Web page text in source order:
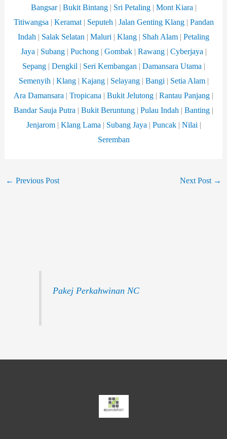
Bangsar| Bukit Bintang| Sri Petaling| Mont Kiara |
Titiwangsa | Keramat| Seputeh | Jalan Genting Klang| Pandan
Indah | Salak Selatan | Maluri | Klang | Shah Alam | Petaling
Jaya | Subang| Puchong| Gombak| Rawang| Cyberjaya |
Sepang| Dengkil | Seri Kembangan | Damansara Utama |
Semenyih | Klang| Kajang| Selayang| Bangi | Setia Alam|
Ara Damansara | Tropicana | Bukit Jelutong | Rantau Panjang |
Bandar Sauja Putra | Bukit Beruntung | Pulau Indah | Banting |
Jenjarom| Klang Lama | Subang Jaya | Puncak| Nilai |
Seremban
← Previous Post Next Post →
Pakej Perkahwinan NC